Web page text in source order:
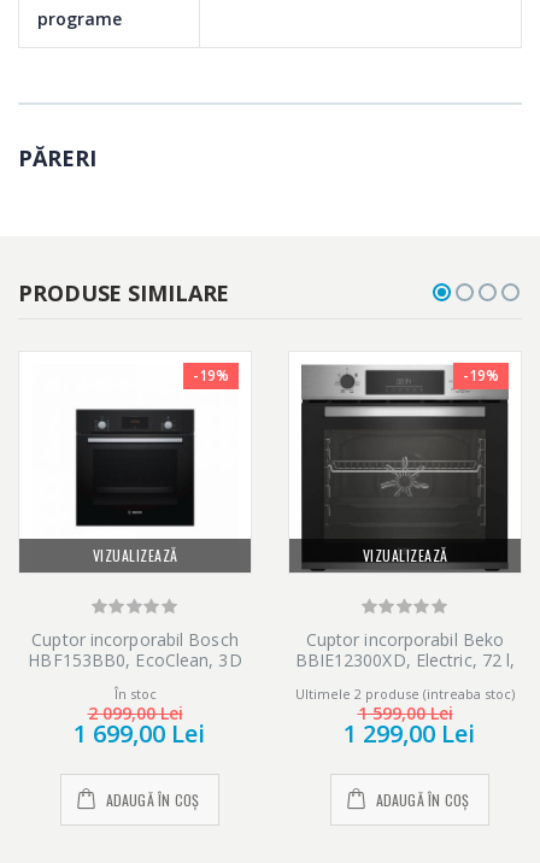
programe
PĂRERI
PRODUSE SIMILARE
VIZUALIZEAZĂ
-19%
Cuptor incorporabil Bosch
HBF153BB0, EcoClean, 3D
Hotair, 60 cm, Negru
În stoc
2 099,00 Lei
1 699,00 Lei
ADAUGĂ ÎN COȘ
VIZUALIZEAZĂ
-19%
Cuptor incorporabil Beko
BBIE12300XD, Electric, 72 l,
Timer, Clasa A, Inox
Ultimele 2 produse (intreaba stoc)
1 599,00 Lei
1 299,00 Lei
ADAUGĂ ÎN COȘ